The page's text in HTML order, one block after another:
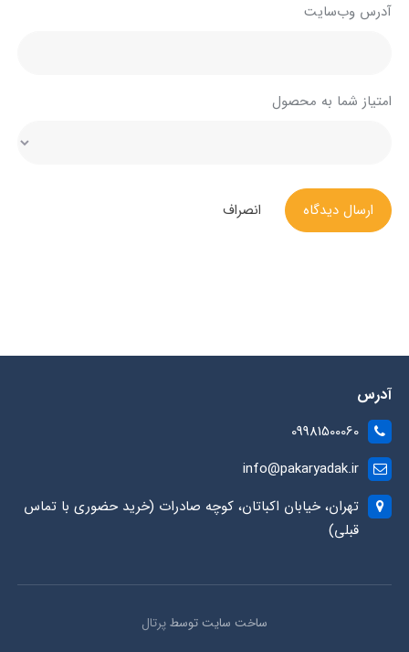
آدرس وب‌سایت
امتیاز شما به محصول
ارسال دیدگاه انصراف
آدرس
09981500060
info@pakaryadak.ir
تهران، خیابان اکباتان، کوچه صادرات (خرید حضوری با تماس
قبلی)
ساخت سایت توسطپرتال